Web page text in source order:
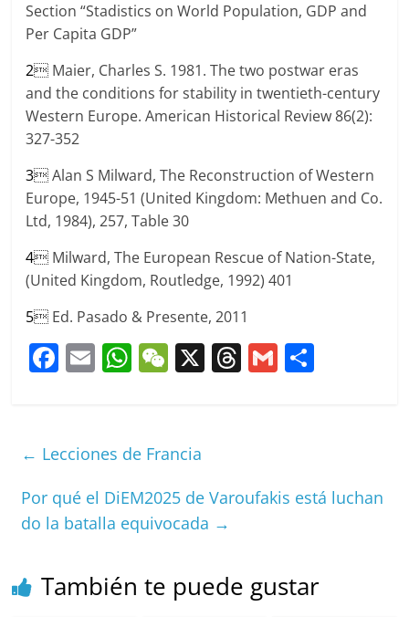
Section “Stadistics on World Population, GDP and
Per Capita GDP”
2 Maier, Charles S. 1981. The two postwar eras
and the conditions for stability in twentieth-century
Western Europe. American Historical Review 86(2):
327-352
3 Alan S Milward, The Reconstruction of Western
Europe, 1945-51 (United Kingdom: Methuen and Co.
Ltd, 1984), 257, Table 30
4 Milward, The European Rescue of Nation-State,
(United Kingdom, Routledge, 1992) 401
5 Ed. Pasado & Presente, 2011
F
e
o
o
E
l
W
s
p
p
W
h
X T
s
G
tir
← Lecciones de Francia
Por qué el DiEM2025 de Varoufakis está luchan
do la batalla equivocada →
También te puede gustar